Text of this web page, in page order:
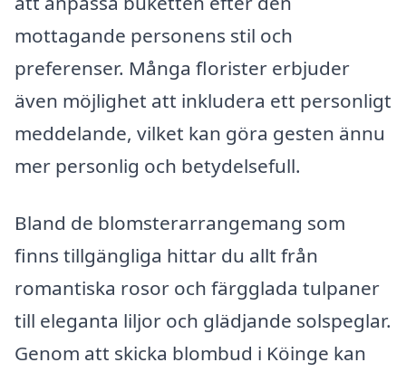
mottagande personens stil och
preferenser. Många florister erbjuder
även möjlighet att inkludera ett personligt
meddelande, vilket kan göra gesten ännu
mer personlig och betydelsefull.
Bland de blomsterarrangemang som
finns tillgängliga hittar du allt från
romantiska rosor och färgglada tulpaner
till eleganta liljor och glädjande solspeglar.
Genom att skicka blombud i Köinge kan